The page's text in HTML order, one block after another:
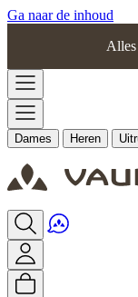
Ga naar de inhoud
Dames Heren